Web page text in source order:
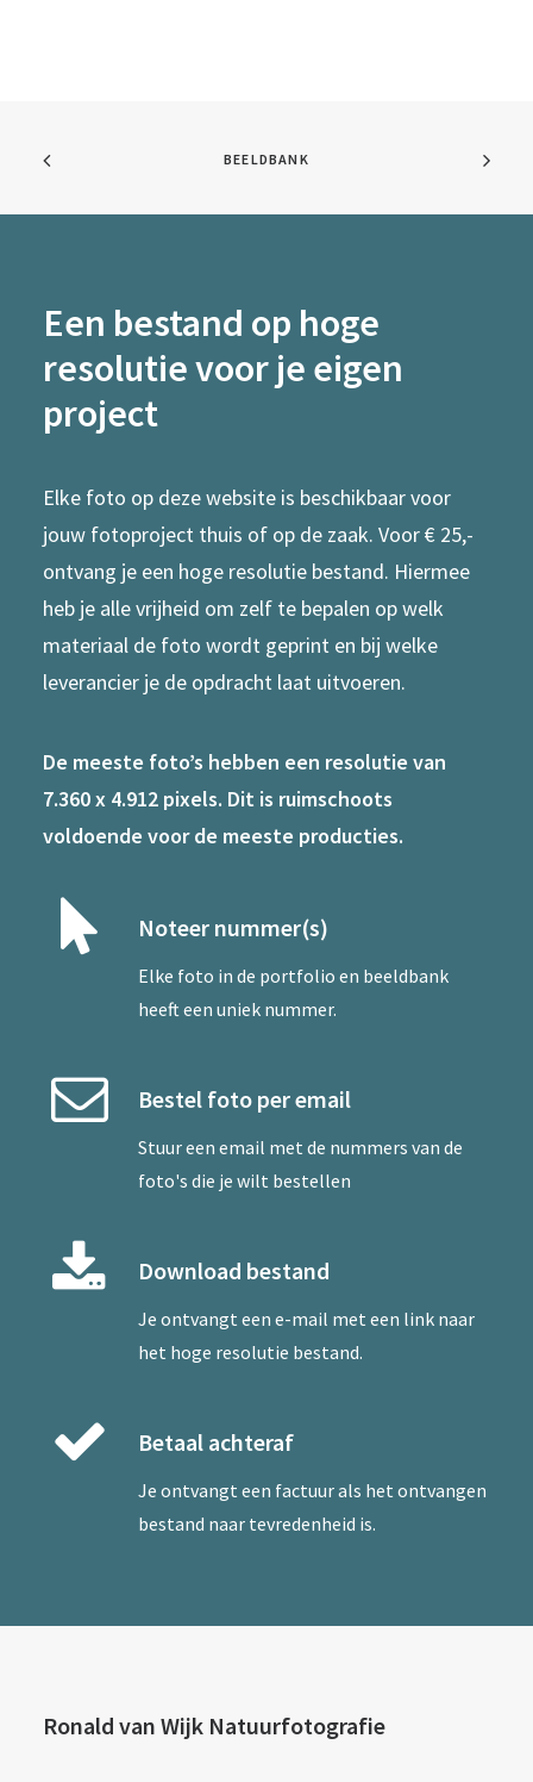
BEELDBANK
Een bestand op hoge
resolutie voor je eigen
project
Elke foto op deze website is beschikbaar voor
jouw fotoproject thuis of op de zaak. Voor € 25,-
ontvang je een hoge resolutie bestand. Hiermee
heb je alle vrijheid om zelf te bepalen op welk
materiaal de foto wordt geprint en bij welke
leverancier je de opdracht laat uitvoeren.
De meeste foto’s hebben een resolutie van
7.360 x 4.912 pixels. Dit is ruimschoots
voldoende voor de meeste producties.
Noteer nummer(s)
Elke foto in de portfolio en beeldbank
heeft een uniek nummer.
Bestel foto per email
Stuur een email met de nummers van de
foto's die je wilt bestellen
Download bestand
Je ontvangt een e-mail met een link naar
het hoge resolutie bestand.
Betaal achteraf
Je ontvangt een factuur als het ontvangen
bestand naar tevredenheid is.
Ronald van Wijk Natuurfotografie